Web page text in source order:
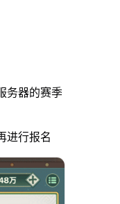
务器的赛季
进行报名